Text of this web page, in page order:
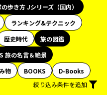
歩き方 Jシリーズ（国内）
ランキング&テクニック
歴史時代
旅の図鑑
旅の名言＆絶景
物 BOOKS
D-Books
絞り込み条件を追加